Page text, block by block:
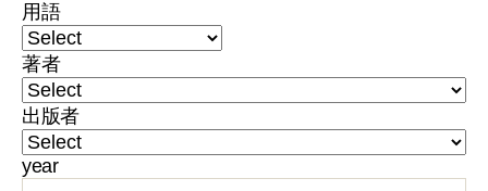
用語
著者
出版者
year